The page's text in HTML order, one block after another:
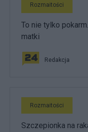
Rozmaitości
To nie tylko
matki
Redakcja
Rozmaitości
Szczepionka na